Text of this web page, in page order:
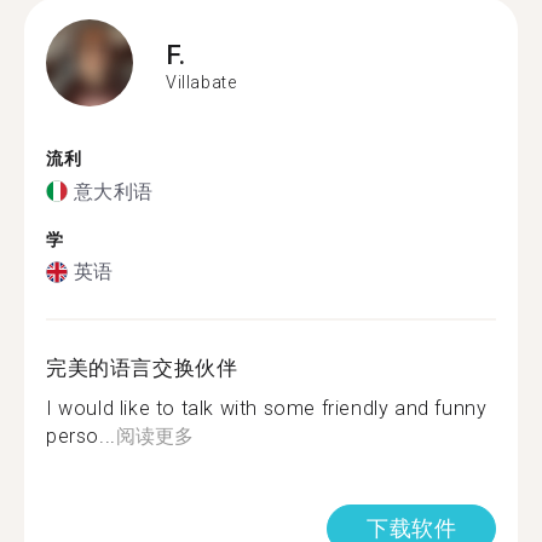
F.
Villabate
流利
意大利语
学
英语
完美的语言交换伙伴
I would like to talk with some friendly and funny
perso...阅读更多
下载软件